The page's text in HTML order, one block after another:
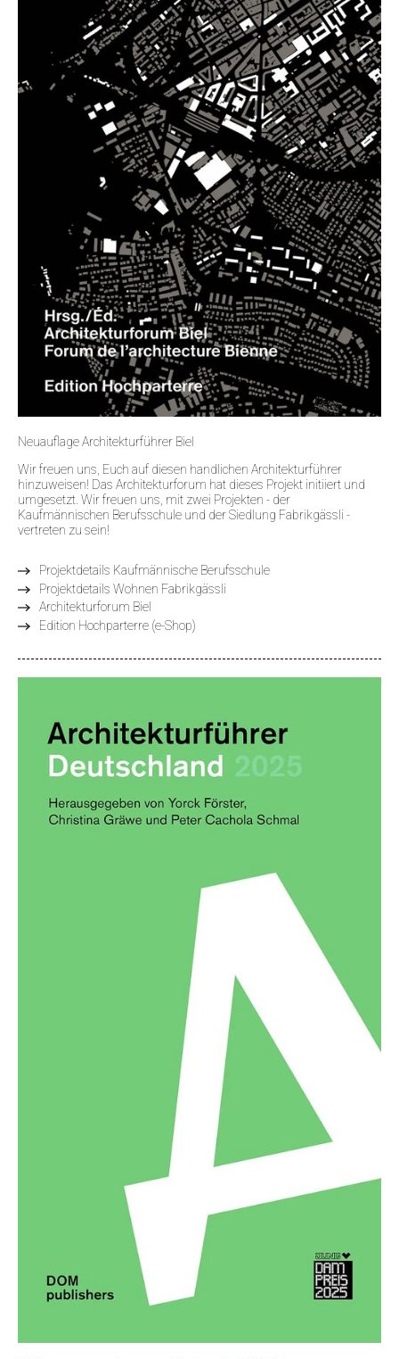
Neuauflage Architekturführer Biel
Wir freuen uns, Euch auf diesen handlichen Architekturführer
hinzuweisen! Das Architekturforum hat dieses Projekt initiiert und
umgesetzt. Wir freuen uns, mit zwei Projekten - der
Kaufmännischen Berufsschule und der Siedlung Fabrikgässli -
vertreten zu sein!
Projektdetails Kaufmännische Berufsschule
Projektdetails Wohnen Fabrikgässli
Architekturforum Biel
Edition Hochparterre (e-Shop)